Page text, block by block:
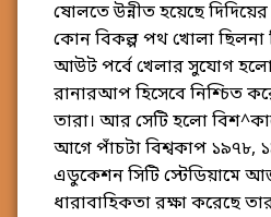
ষোলতে উন্নীত হয়েছে
কোন বিকল্প পথ খোলা ছিলনা
আউট পর্বে খেলার সুযোগ
রানারআপ হিসেবে নিশ্চিত
তারা। আর সেটি হলো
আগে পাঁচটা বিশ্বকাপ ১৯৭৮,
এডুকেশন সিটি স্টেডিয়ামে
ধারাবাহিকতা রক্ষা করেছে